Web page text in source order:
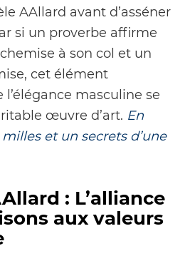
AAllard avant d’asséner
si un proverbe affirme
à son col et un
cet élément
masculine se
œuvre d’art. En
et un secrets d’une
: L’alliance
aux valeurs